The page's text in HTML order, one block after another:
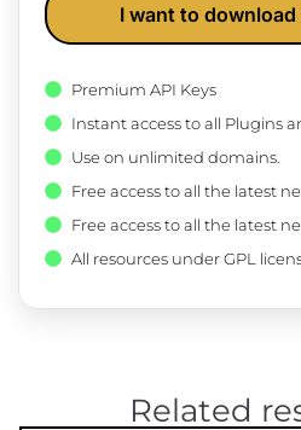
I want to
Premium API Keys
Instant access to all Plugins
Use on unlimited domains.
Free access to all the latest
Free access to all the latest
All resources under GPL
Related